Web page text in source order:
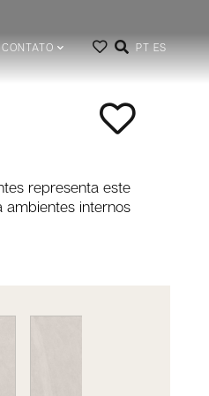
CONTATO PT ES
representa este
ambientes internos